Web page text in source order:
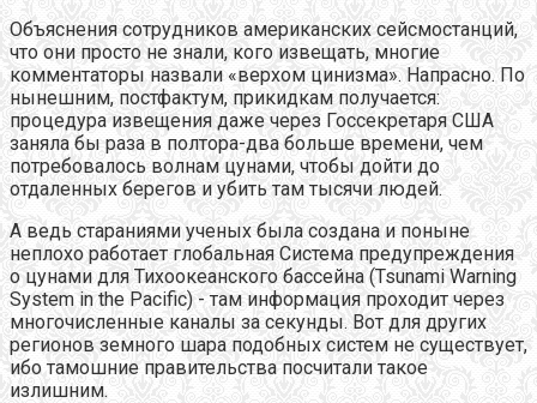
Объяснения сотрудников американских сейсмостанций,
что они просто не знали, кого извещать, многие
комментаторы назвали «верхом цинизма». Напрасно. По
нынешним, постфактум, прикидкам получается:
процедура извещения даже через Госсекретаря США
заняла бы раза в полтора-два больше времени, чем
потребовалось волнам цунами, чтобы дойти до
отдаленных берегов и убить там тысячи людей.
А ведь стараниями ученых была создана и поныне
неплохо работает глобальная Система предупреждения
о цунами для Тихоокеанского бассейна (Tsunami Warning
System in the Pacific) - там информация проходит через
многочисленные каналы за секунды. Вот для других
регионов земного шара подобных систем не существует,
ибо тамошние правительства посчитали такое
излишним.